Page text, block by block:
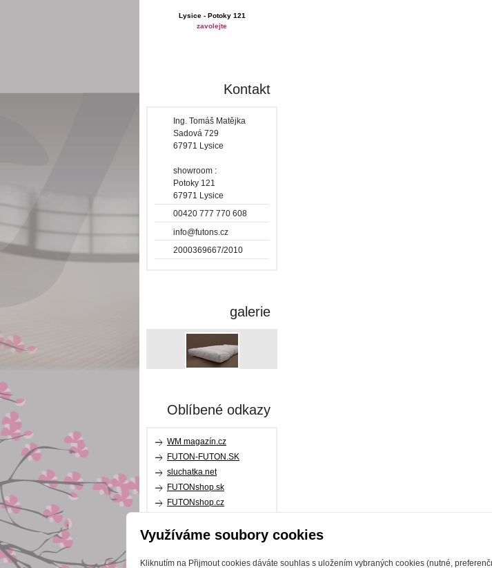
Lysice - Potoky 121
zavolejte
Kontakt
Ing. Tomáš Matějka
Sadová 729
67971 Lysice
showroom :
Potoky 121
67971 Lysice
00420 777 770 608
info@futons.cz
2000369667/2010
galerie
Oblíbené odkazy
WM magazín.cz
FUTON-FUTON.SK
sluchatka.net
FUTONshop.sk
FUTONshop.cz
karupdesign.com
Využíváme soubory cookies
Kliknutím na Přijmout cookies dáváte souhlas s uložením vybraných cookies (nutné,